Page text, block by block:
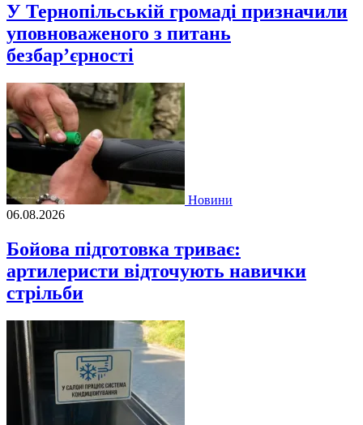
У Тернопільській громаді призначили
уповноваженого з питань
безбар’єрності
Новини
06.08.2026
Бойова підготовка триває:
артилеристи відточують навички
стрільби